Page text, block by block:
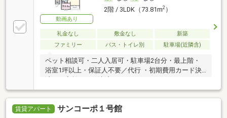
動画あり
2階 / 3LDK（73.81m2）
礼金なし 敷金なし
新築
ファミリー
バス・トイレ別 駐車場(近隣含)
ペット相談可・二人入居可・駐車場2台分・最上階・
浴室1坪以上・保証人不要／代行 ・初期費用カード決
済可・家賃カード決済可
賃貸アパート サンコーポ１号館